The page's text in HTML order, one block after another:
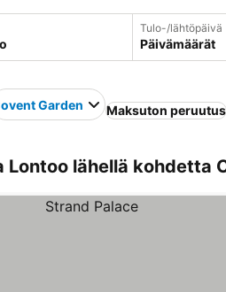
Tulo-/lähtöpäivä
Päivämäärät
Garden Maksuton peruutus
lähellä kohdetta